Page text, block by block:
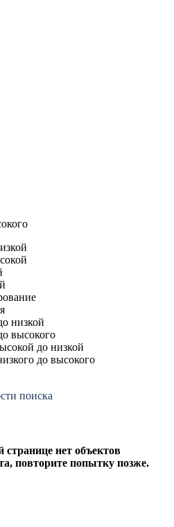
низкой
высокого
до низкой
до высокого
поиска
нет объектов
повторите попытку позже.